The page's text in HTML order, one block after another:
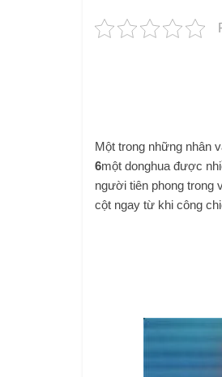
Một trong những nhân
6một donghua được
người tiên phong trong
cột ngay từ khi công